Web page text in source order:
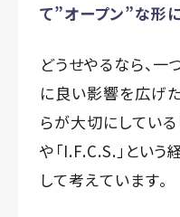
て”オープン”な形
どうせやるなら、
に良い影響を広げ
らが大切にしている
や「I.F.C.S.」とい
して考えています。